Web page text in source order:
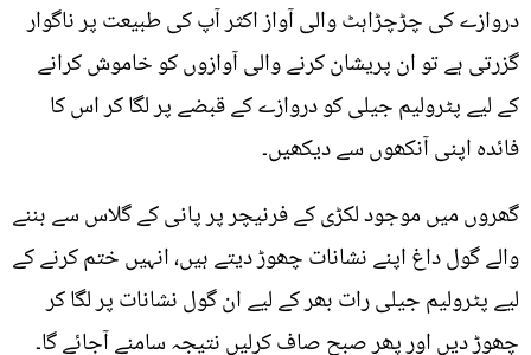
دروازے کی چڑچڑاہٹ والی آواز اکثر آپ کی طبیعت پر ناگوار
گزرتی ہے تو ان پریشان کرنے والی آوازوں کو خاموش کرانے
کے لیے پٹرولیم جیلی کو دروازے کے قبضے پر لگا کر اس کا
فائدہ اپنی آنکھوں سے دیکھیں۔
گھروں میں موجود لکڑی کے فرنیچر پر پانی کے گلاس سے بننے
والے گول داغ اپنے نشانات چھوڑ دیتے ہیں، انہیں ختم کرنے کے
لیے پٹرولیم جیلی رات بھر کے لیے ان گول نشانات پر لگا کر
چھوڑ دیں اور پھر صبح صاف کرلیں نتیجہ سامنے آجائے گا۔